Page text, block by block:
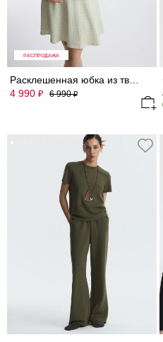
РАСПРОДАЖА
4 990 ₽ 6 990₽